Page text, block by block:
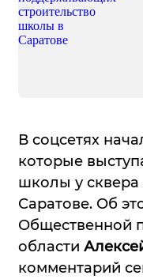
В соцсетях
которые
школы у сквера
Саратове. Об
Общественной
области
комментарий